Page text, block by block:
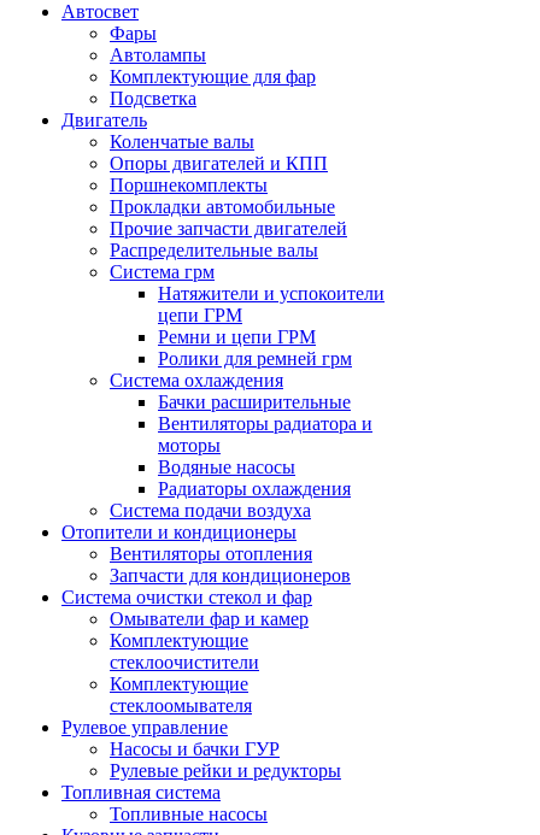
Автосвет
Фары
Автолампы
Комплектующие для фар
Подсветка
Двигатель
Коленчатые валы
Опоры двигателей и КПП
Поршнекомплекты
Прокладки автомобильные
Прочие запчасти двигателей
Распределительные валы
Система грм
Натяжители и успокоители
цепи ГРМ
Ремни и цепи ГРМ
Ролики для ремней грм
Система охлаждения
Бачки расширительные
Вентиляторы радиатора и
моторы
Водяные насосы
Радиаторы охлаждения
Система подачи воздуха
Отопители и кондиционеры
Вентиляторы отопления
Запчасти для кондиционеров
Система очистки стекол и фар
Омыватели фар и камер
Комплектующие
стеклоочистители
Комплектующие
стеклоомывателя
Рулевое управление
Насосы и бачки ГУР
Рулевые рейки и редукторы
Топливная система
Топливные насосы